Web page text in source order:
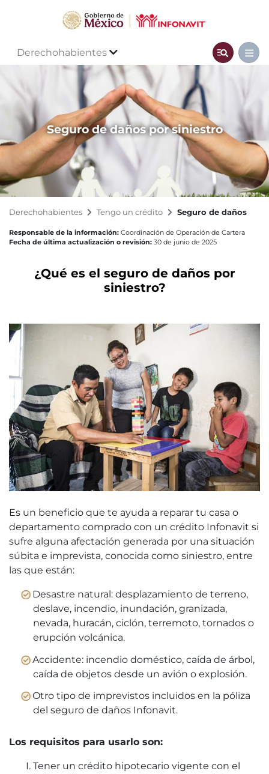
Derechohabientes
Seguro de daños por siniestro
Derechohabientes Tengo un crédito Seguro de daños
Responsable de la información: Coordinación de Operación de Cartera
Fecha de última actualización o revisión: 30 de junio de 2025
¿Qué es el seguro de daños por
siniestro?
Es un beneficio que te ayuda a reparar tu casa o
departamento comprado con un crédito Infonavit si
sufre alguna afectación generada por una situación
súbita e imprevista, conocida como siniestro, entre
las que están:
Desastre natural: desplazamiento de terreno,
deslave, incendio, inundación, granizada,
nevada, huracán, ciclón, terremoto, tornados o
erupción volcánica.
Accidente: incendio doméstico, caída de árbol,
caída de objetos desde un avión o explosión.
Otro tipo de imprevistos incluidos en la póliza
del seguro de daños Infonavit.
Los requisitos para usarlo son:
Tener un crédito hipotecario vigente con el